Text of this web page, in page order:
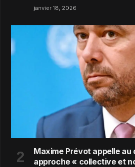
janvier 18, 2026
Maxime Prévot appelle au
approche « collective et